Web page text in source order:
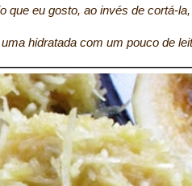
que eu gosto, ao invés de cortá-
hidratada com um pouco de